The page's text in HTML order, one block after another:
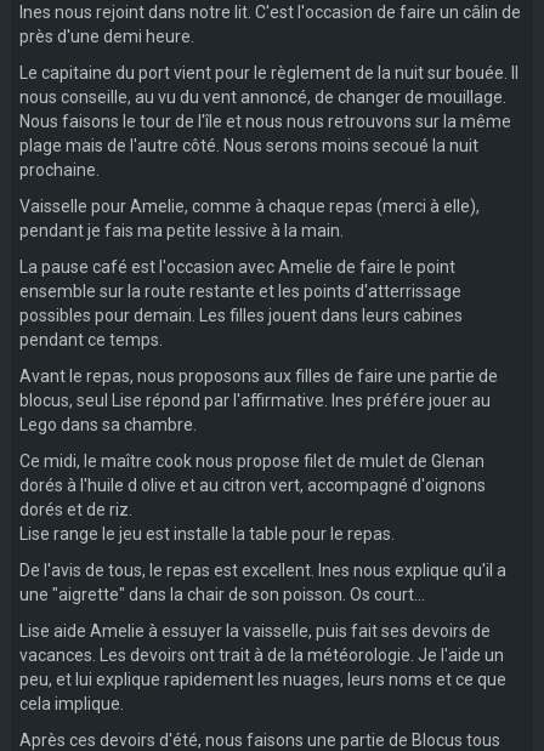
Ines nous rejoint dans notre lit. C'est l'occasion de faire un câlin de
près d'une demi heure.
Le capitaine du port vient pour le règlement de la nuit sur bouée. Il
nous conseille, au vu du vent annoncé, de changer de mouillage.
Nous faisons le tour de l'île et nous nous retrouvons sur la même
plage mais de l'autre côté. Nous serons moins secoué la nuit
prochaine.
Vaisselle pour Amelie, comme à chaque repas (merci à elle),
pendant je fais ma petite lessive à la main.
La pause café est l'occasion avec Amelie de faire le point
ensemble sur la route restante et les points d'atterrissage
possibles pour demain. Les filles jouent dans leurs cabines
pendant ce temps.
Avant le repas, nous proposons aux filles de faire une partie de
blocus, seul Lise répond par l'affirmative. Ines préfére jouer au
Lego dans sa chambre.
Ce midi, le maître cook nous propose filet de mulet de Glenan
dorés à l'huile d olive et au citron vert, accompagné d'oignons
dorés et de riz.
Lise range le jeu est installe la table pour le repas.
De l'avis de tous, le repas est excellent. Ines nous explique qu'il a
une "aigrette" dans la chair de son poisson. Os court...
Lise aide Amelie à essuyer la vaisselle, puis fait ses devoirs de
vacances. Les devoirs ont trait à de la météorologie. Je l'aide un
peu, et lui explique rapidement les nuages, leurs noms et ce que
cela implique.
Après ces devoirs d'été, nous faisons une partie de Blocus tous